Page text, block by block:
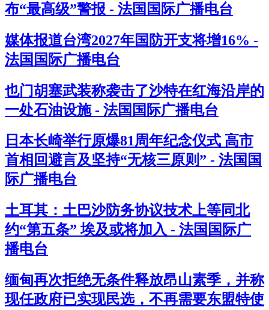
布“最高级”警报 - 法国国际广播电台
媒体报道台湾2027年国防开支将增16% -
法国国际广播电台
也门胡塞武装称袭击了沙特在红海沿岸的
一处石油设施 - 法国国际广播电台
日本长崎举行原爆81周年纪念仪式 高市
首相回避言及坚持“无核三原则” - 法国国
际广播电台
土耳其：土巴沙防务协议技术上等同北
约“第五条” 埃及或将加入 - 法国国际广
播电台
缅甸再次拒绝无条件释放昂山素季，并称
现任政府已实现民选，不再需要东盟特使